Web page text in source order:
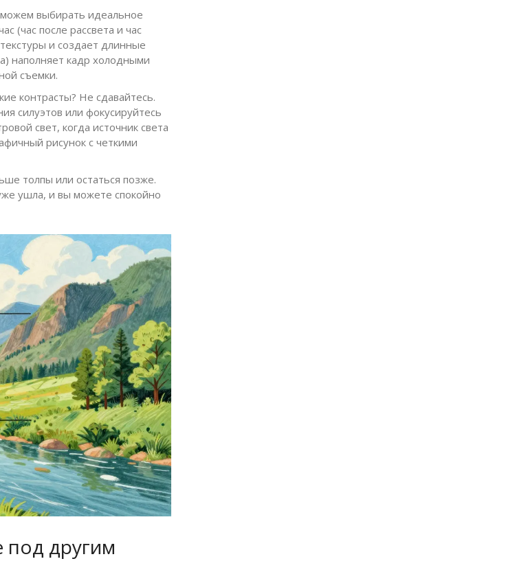
выбирать идеальное
(час после рассвета и час
и создает длинные
наполняет кадр холодными
съемки.
контрасты? Не сдавайтесь.
силуэтов или фокусируйтесь
свет, когда источник света
рисунок с четкими
толпы или остаться позже.
ушла, и вы можете спокойно
под другим